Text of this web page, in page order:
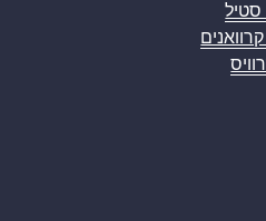
סטיל
קרוואנים